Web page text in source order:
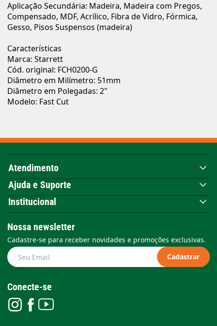
Aplicação Secundária: Madeira, Madeira com Pregos,
Compensado, MDF, Acrílico, Fibra de Vidro, Fórmica,
Gesso, Pisos Suspensos (madeira)
Características
Marca: Starrett
Cód. original: FCH0200-G
Diâmetro em Milímetro: 51mm
Diâmetro em Polegadas: 2"
Modelo: Fast Cut
Atendimento
Ajuda e Suporte
Institucional
Nossa newsletter
Cadastre-se para receber novidades e promoções exclusivas.
Cadastrar
Conecte-se